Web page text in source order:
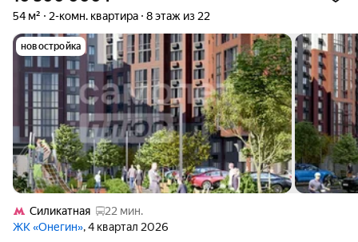
54 м² 2-комн. квартира 8 этаж из 22
новостройка
Силикатная
22 мин.
ЖК «Онегин», 4 квартал 2026